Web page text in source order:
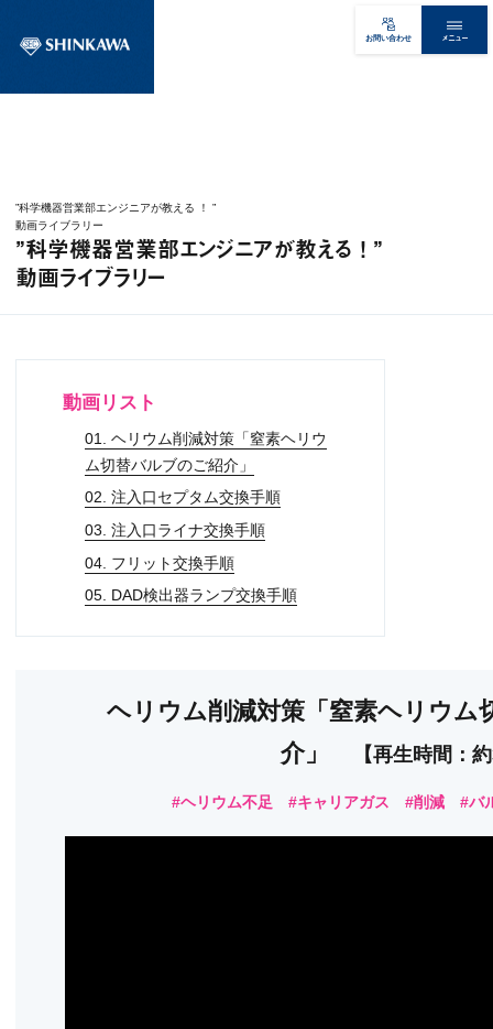
お問い合わせ メニュー
”科学機器営業部エンジニアが教える ！ ”
動画ライブラリー
”科学機器営業部エンジニアが教える ！ ”
動画ライブラリー
動画リスト
01. ヘリウム削減対策「窒素ヘリウ
ム切替バルブのご紹介」
02. 注入口セプタム交換手順
03. 注入口ライナ交換手順
04. フリット交換手順
05. DAD検出器ランプ交換手順
ヘリウム削減対策「窒素ヘリウム
介」
【再生時間：
#ヘリウム不足 #キャリアガス #削減 #バ